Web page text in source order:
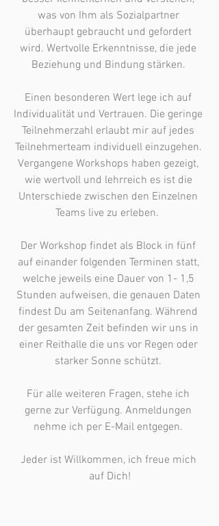
was von Ihm als Sozialpartner
überhaupt gebraucht und gefordert
wird. Wertvolle Erkenntnisse, die jede
Beziehung und Bindung stärken.
Einen besonderen Wert lege ich auf
Individualität und Vertrauen. Die geringe
Teilnehmerzahl erlaubt mir auf jedes
Teilnehmerteam individuell einzugehen.
Vergangene Workshops haben gezeigt,
wie wertvoll und lehrreich es ist die
Unterschiede zwischen den Einzelnen
Teams live zu erleben.
Der Workshop findet als Block in fünf
auf einander folgenden Terminen statt,
welche jeweils eine Dauer von 1- 1,5
Stunden aufweisen, die genauen Daten
findest Du am Seitenanfang. Während
der gesamten Zeit befinden wir uns in
einer Reithalle die uns vor Regen oder
starker Sonne schützt.
Für alle weiteren Fragen, stehe ich
gerne zur Verfügung. Anmeldungen
nehme ich per E-Mail entgegen.
Jeder ist Willkommen, ich freue mich
auf Dich!